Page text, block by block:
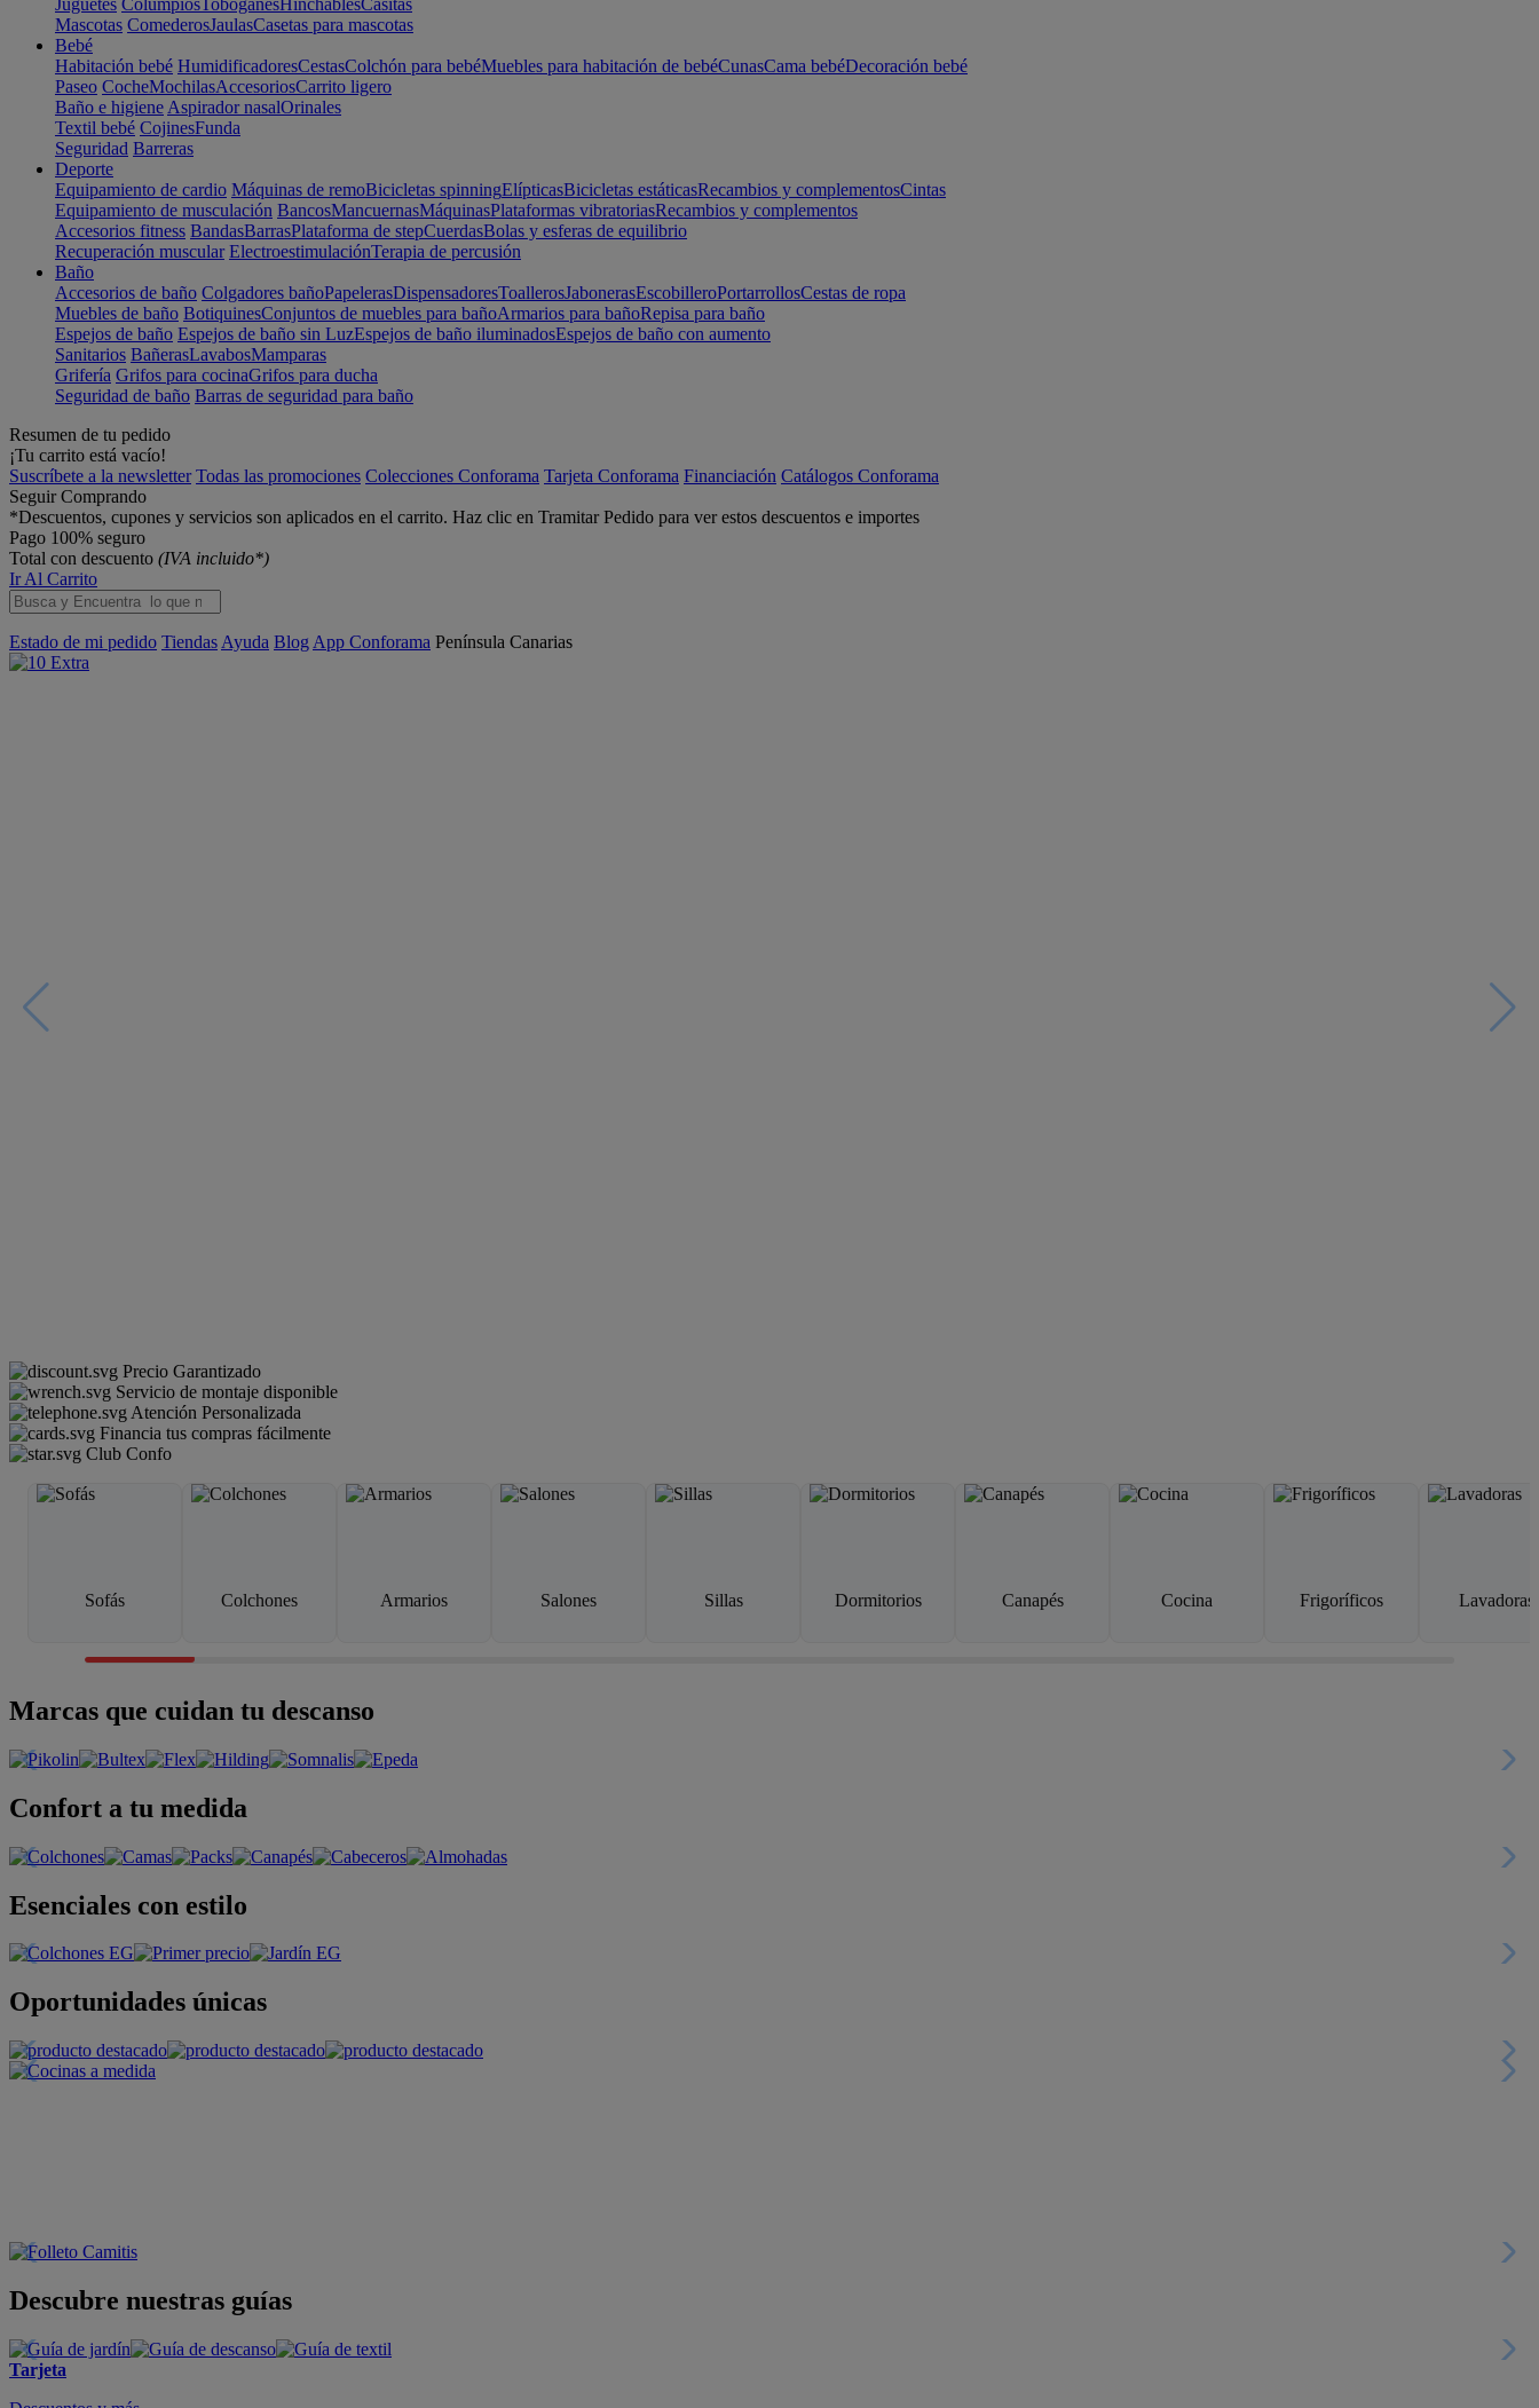
Juguetes ColumpiosToboganesHinchablesCasitas
Mascotas ComederosJaulasCasetas para mascotas
Bebé
Habitación bebé HumidificadoresCestasColchón para bebéMuebles para habitación de bebéCunasCama bebéDecoración bebé
Paseo CocheMochilasAccesoriosCarrito ligero
Baño e higiene Aspirador nasalOrinales
Textil bebé CojinesFunda
Seguridad Barreras
Deporte
Equipamiento de cardio Máquinas de remoBicicletas spinningElípticasBicicletas estáticasRecambios y complementosCintas
Equipamiento de musculación BancosMancuernasMáquinasPlataformas vibratoriasRecambios y complementos
Accesorios fitness BandasBarrasPlataforma de stepCuerdasBolas y esferas de equilibrio
Recuperación muscular ElectroestimulaciónTerapia de percusión
Baño
Accesorios de baño Colgadores bañoPapelerasDispensadoresToallerosJabonerasEscobilleroPortarrollosCestas de ropa
Muebles de baño BotiquinesConjuntos de muebles para bañoArmarios para bañoRepisa para baño
Espejos de baño Espejos de baño sin LuzEspejos de baño iluminadosEspejos de baño con aumento
Sanitarios BañerasLavabosMamparas
Grifería Grifos para cocinaGrifos para ducha
Seguridad de baño Barras de seguridad para baño
Resumen de tu pedido
¡Tu carrito está vacío!
Suscríbete a la newsletter Todas las promociones Colecciones Conforama Tarjeta Conforama Financiación Catálogos Conforama
Seguir Comprando
*Descuentos, cupones y servicios son aplicados en el carrito. Haz clic en Tramitar Pedido para ver estos descuentos e importes
Pago 100% seguro
Total con descuento (IVA incluido*)
Ir Al Carrito
Estado de mi pedido Tiendas Ayuda Blog App Conforama Península Canarias
Precio Garantizado
Servicio de montaje disponible
Atención Personalizada
Financia tus compras fácilmente
Club Confo
Sofás Colchones Armarios Salones Sillas Dormitorios Canapés Cocina Frigoríficos Lavadoras
Marcas que cuidan tu descanso
Confort a tu medida
Esenciales con estilo
Oportunidades únicas
Descubre nuestras guías
Tarjeta